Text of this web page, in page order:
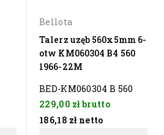
Bellota
Talerz uzęb 560x5mm 6-
otw KM060304 B4 560
1966-22M
BED-KM060304 B 560
229,00 złbrutto
186,18 zł netto